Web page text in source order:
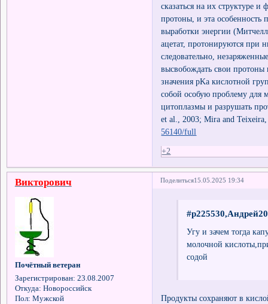
сказаться на их структуре
протоны, и эта особенность
выработки энергии
ацетат, протонируются при
следовательно,
высвобождать свои протоны
значения pKa кислотной
собой особую проблему для
цитоплазмы и разрушать
et al., 2003; Mira and
56140/full
+2
Поделиться15.05.2025 19:34
Викторович
Почётный ветеран
Зарегистрирован: 23.08.2007
Откуда: Новороссийск
Пол: Мужской
Угу и зачем тогда
молочной
содой
Продукты сохраняют в